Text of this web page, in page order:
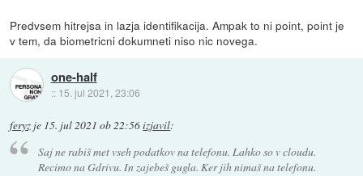
Predvsem hitrejsa in lazja identifikacija. Ampak to ni point, point je
v tem, da biometricni dokumneti niso nic novega.
one-half
:: 15. jul 2021, 23:06
feryz je 15. jul 2021 ob 22:56izjavil:
Saj ne rabiš met vseh podatkov na telefonu. Lahko so v cloudu.
Recimo na Gdrivu. In zajebeš gugla. Ker jih nimaš na telefonu.